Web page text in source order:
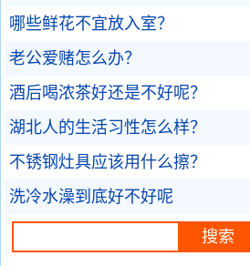
哪些鲜花不宜放入室？
老公爱赌怎么办？
酒后喝浓茶好还是不好呢？
湖北人的生活习性怎么样？
不锈钢灶具应该用什么擦？
洗冷水澡到底好不好呢